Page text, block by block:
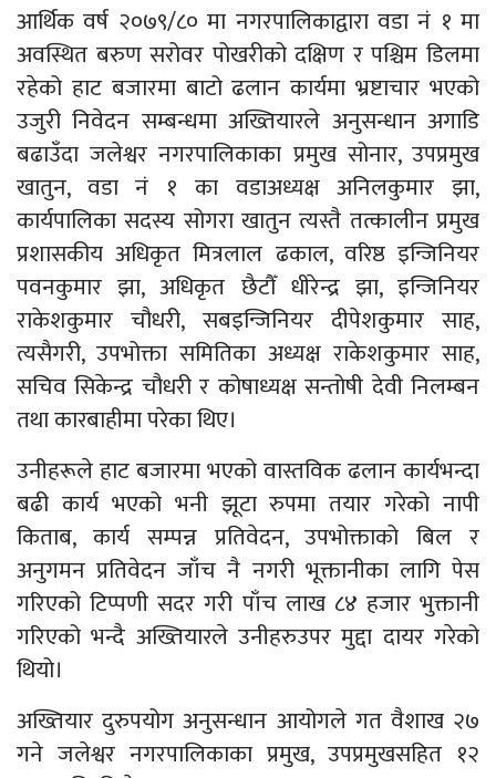
आर्थिक वर्ष २०७९/८० मा नगरपालिकाद्वारा वडा नं १ मा
अवस्थित बरुण सरोवर पोखरीको दक्षिण र पश्चिम डिलमा
रहेको हाट बजारमा बाटो ढलान कार्यमा भ्रष्टाचार भएको
उजुरी निवेदन सम्बन्धमा अख्तियारले अनुसन्धान अगाडि
बढाउँदा जलेश्वर नगरपालिकाका प्रमुख सोनार, उपप्रमुख
खातुन, वडा नं १ का वडाअध्यक्ष अनिलकुमार झा,
कार्यपालिका सदस्य सोगरा खातुन त्यस्तै तत्कालीन प्रमुख
प्रशासकीय अधिकृत मित्रलाल ढकाल, वरिष्ठ इन्जिनियर
पवनकुमार झा, अधिकृत छैटौँ धीरेन्द्र झा, इन्जिनियर
राकेशकुमार चौधरी, सबइन्जिनियर दीपेशकुमार साह,
त्यसैगरी, उपभोक्ता समितिका अध्यक्ष राकेशकुमार साह,
सचिव सिकेन्द्र चौधरी र कोषाध्यक्ष सन्तोषी देवी निलम्बन
तथा कारबाहीमा परेका थिए।
उनीहरूले हाट बजारमा भएको वास्तविक ढलान कार्यभन्दा
बढी कार्य भएको भनी झूटा रुपमा तयार गरेको नापी
किताब, कार्य सम्पन्न प्रतिवेदन, उपभोक्ताको बिल र
अनुगमन प्रतिवेदन जाँच नै नगरी भूक्तानीका लागि पेस
गरिएको टिप्पणी सदर गरी पाँच लाख ८४ हजार भुक्तानी
गरिएको भन्दै अख्तियारले उनीहरुउपर मुद्दा दायर गरेको
थियो।
अख्तियार दुरुपयोग अनुसन्धान आयोगले गत वैशाख २७
गने जलेश्वर नगरपालिकाका प्रमुख, उपप्रमुखसहित १२